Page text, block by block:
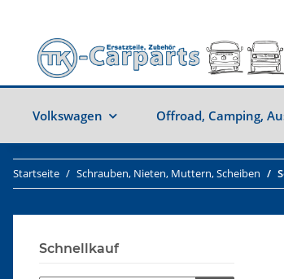
Volkswagen Offroad, Camping,
Startseite Schrauben, Nieten, Muttern, Scheiben
Schnellkauf